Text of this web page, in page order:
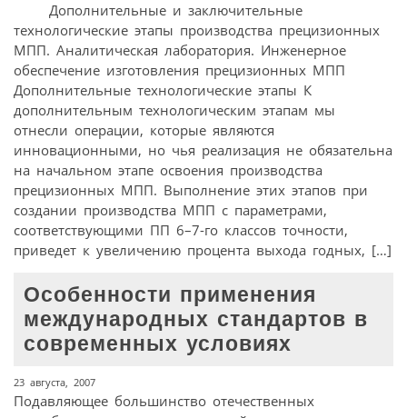
Дополнительные и заключительные
технологические этапы производства прецизионных
МПП. Аналитическая лаборатория. Инженерное
обеспечение изготовления прецизионных МПП
Дополнительные технологические этапы К
дополнительным технологическим этапам мы
отнесли операции, которые являются
инновационными, но чья реализация не обязательна
на начальном этапе освоения производства
прецизионных МПП. Выполнение этих этапов при
создании производства МПП с параметрами,
соответствующими ПП 6–7-го классов точности,
приведет к увеличению процента выхода годных, […]
Особенности применения
международных стандартов в
современных условиях
23 августа, 2007
Подавляющее большинство отечественных